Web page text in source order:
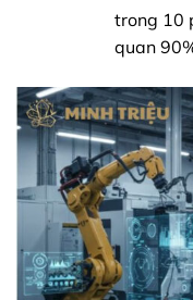
trong 10
quan